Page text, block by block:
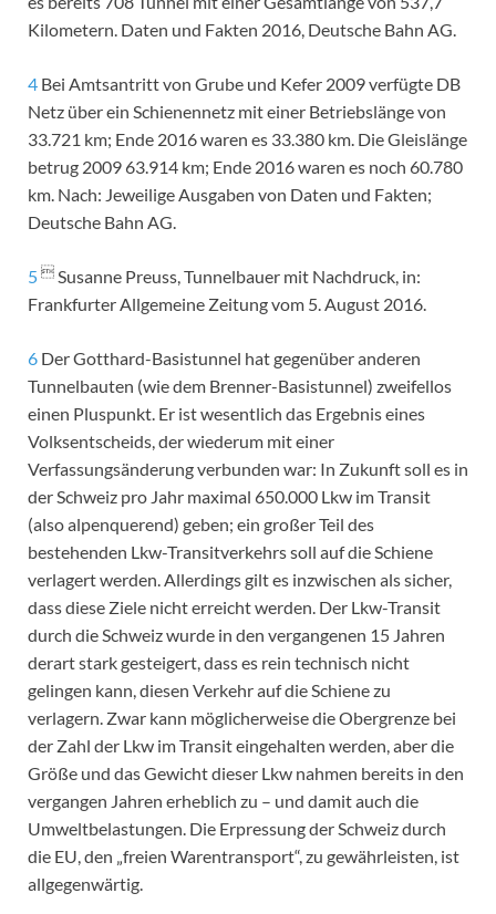
Kilometern. Daten und Fakten 2016, Deutsche Bahn AG.
4 Bei Amtsantritt von Grube und Kefer 2009 verfügte DB
Netz über ein Schienennetz mit einer Betriebslänge von
33.721 km; Ende 2016 waren es 33.380 km. Die Gleislänge
betrug 2009 63.914 km; Ende 2016 waren es noch 60.780
km. Nach: Jeweilige Ausgaben von Daten und Fakten;
Deutsche Bahn AG.
5  Susanne Preuss, Tunnelbauer mit Nachdruck, in:
Frankfurter Allgemeine Zeitung vom 5. August 2016.
6 Der Gotthard-Basistunnel hat gegenüber anderen
Tunnelbauten (wie dem Brenner-Basistunnel) zweifellos
einen Pluspunkt. Er ist wesentlich das Ergebnis eines
Volksentscheids, der wiederum mit einer
Verfassungsänderung verbunden war: In Zukunft soll es in
der Schweiz pro Jahr maximal 650.000 Lkw im Transit
(also alpenquerend) geben; ein großer Teil des
bestehenden Lkw-Transitverkehrs soll auf die Schiene
verlagert werden. Allerdings gilt es inzwischen als sicher,
dass diese Ziele nicht erreicht werden. Der Lkw-Transit
durch die Schweiz wurde in den vergangenen 15 Jahren
derart stark gesteigert, dass es rein technisch nicht
gelingen kann, diesen Verkehr auf die Schiene zu
verlagern. Zwar kann möglicherweise die Obergrenze bei
der Zahl der Lkw im Transit eingehalten werden, aber die
Größe und das Gewicht dieser Lkw nahmen bereits in den
vergangen Jahren erheblich zu – und damit auch die
Umweltbelastungen. Die Erpressung der Schweiz durch
die EU, den „freien Warentransport“, zu gewährleisten, ist
allgegenwärtig.